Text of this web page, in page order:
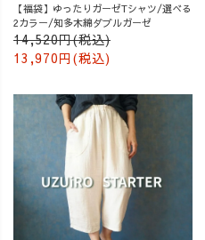
【福袋】ゆったりガーゼTシャツ/選べる
2カラー/知多木綿ダブルガーゼ
14,520円(税込)
13,970円(税込)